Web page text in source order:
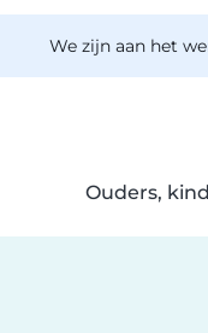
We zijn aan het
Ouders,